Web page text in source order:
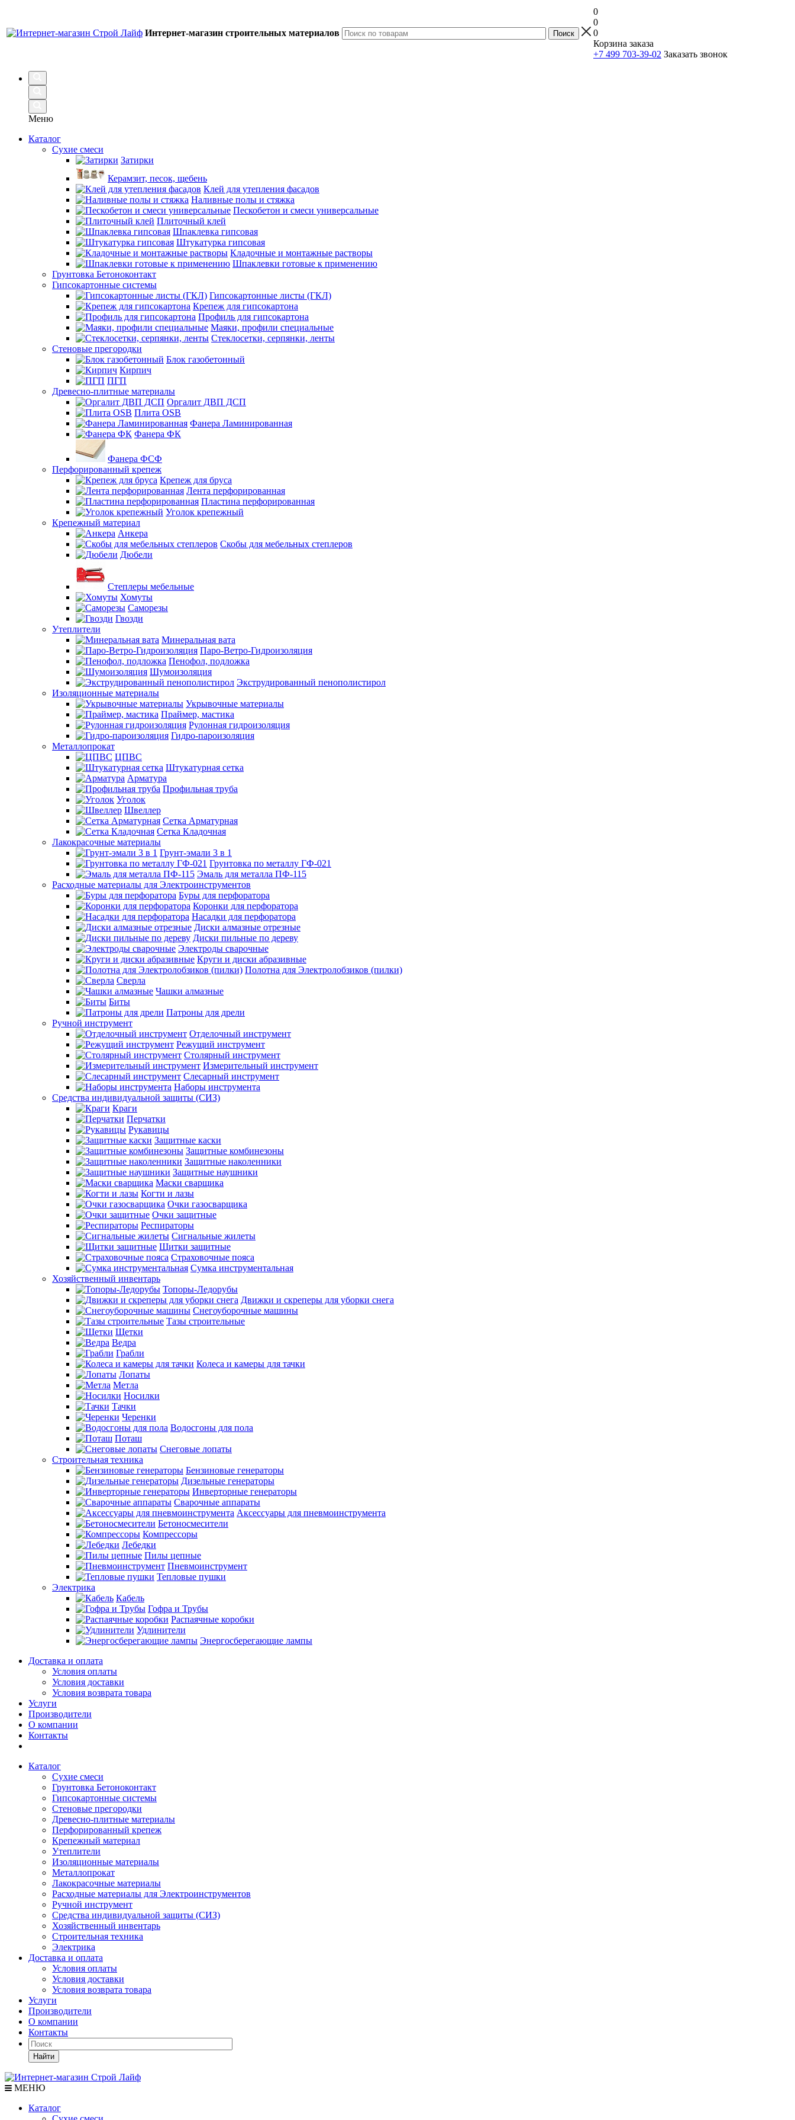
Интернет-магазин строительных материалов
0
0
0
Корзина заказа
+7 499 703-39-02 Заказать звонок
Меню
Каталог
Сухие смеси
Затирки
Керамзит, песок, щебень
Клей для утепления фасадов
Наливные полы и стяжка
Пескобетон и смеси универсальные
Плиточный клей
Шпаклевка гипсовая
Штукатурка гипсовая
Кладочные и монтажные растворы
Шпаклевки готовые к применению
Грунтовка Бетоноконтакт
Гипсокартонные системы
Гипсокартонные листы (ГКЛ)
Крепеж для гипсокартона
Профиль для гипсокартона
Маяки, профили специальные
Стеклосетки, серпянки, ленты
Стеновые прегородки
Блок газобетонный
Кирпич
ПГП
Древесно-плитные материалы
Оргалит ДВП ДСП
Плита OSB
Фанера Ламинированная
Фанера ФК
Фанера ФСФ
Перфорированный крепеж
Крепеж для бруса
Лента перфорированная
Пластина перфорированная
Уголок крепежный
Крепежный материал
Анкера
Скобы для мебельных степлеров
Дюбели
Степлеры мебельные
Хомуты
Саморезы
Гвозди
Утеплители
Минеральная вата
Паро-Ветро-Гидроизоляция
Пенофол, подложка
Шумоизоляция
Экструдированный пенополистирол
Изоляционные материалы
Укрывочные материалы
Праймер, мастика
Рулонная гидроизоляция
Гидро-пароизоляция
Металлопрокат
ЦПВС
Штукатурная сетка
Арматура
Профильная труба
Уголок
Швеллер
Сетка Арматурная
Сетка Кладочная
Лакокрасочные материалы
Грунт-эмали 3 в 1
Грунтовка по металлу ГФ-021
Эмаль для металла ПФ-115
Расходные материалы для Электроинструментов
Буры для перфоратора
Коронки для перфоратора
Насадки для перфоратора
Диски алмазные отрезные
Диски пильные по дереву
Электроды сварочные
Круги и диски абразивные
Полотна для Электролобзиков (пилки)
Сверла
Чашки алмазные
Биты
Патроны для дрели
Ручной инструмент
Отделочный инструмент
Режущий инструмент
Столярный инструмент
Измерительный инструмент
Слесарный инструмент
Наборы инструмента
Средства индивидуальной защиты (СИЗ)
Краги
Перчатки
Рукавицы
Защитные каски
Защитные комбинезоны
Защитные наколенники
Защитные наушники
Маски сварщика
Когти и лазы
Очки газосварщика
Очки защитные
Респираторы
Сигнальные жилеты
Щитки защитные
Страховочные пояса
Сумка инструментальная
Хозяйственный инвентарь
Топоры-Ледорубы
Движки и скреперы для уборки снега
Снегоуборочные машины
Тазы строительные
Щетки
Ведра
Грабли
Колеса и камеры для тачки
Лопаты
Метла
Носилки
Тачки
Черенки
Водосгоны для пола
Поташ
Снеговые лопаты
Строительная техника
Бензиновые генераторы
Дизельные генераторы
Инверторные генераторы
Сварочные аппараты
Аксессуары для пневмоинструмента
Бетоносмесители
Компрессоры
Лебедки
Пилы цепные
Пневмоинструмент
Тепловые пушки
Электрика
Кабель
Гофра и Трубы
Распаячные коробки
Удлинители
Энергосберегающие лампы
Доставка и оплата
Условия оплаты
Условия доставки
Условия возврата товара
Услуги
Производители
О компании
Контакты
Каталог
Сухие смеси
Грунтовка Бетоноконтакт
Гипсокартонные системы
Стеновые прегородки
Древесно-плитные материалы
Перфорированный крепеж
Крепежный материал
Утеплители
Изоляционные материалы
Металлопрокат
Лакокрасочные материалы
Расходные материалы для Электроинструментов
Ручной инструмент
Средства индивидуальной защиты (СИЗ)
Хозяйственный инвентарь
Строительная техника
Электрика
Доставка и оплата
Условия оплаты
Условия доставки
Условия возврата товара
Услуги
Производители
О компании
Контакты
Найти
МЕНЮ
Каталог